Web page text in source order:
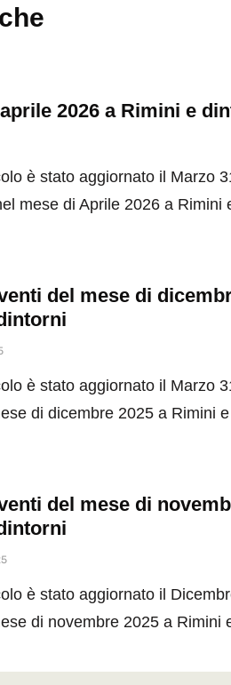
2026 a Rimini e
è stato aggiornato il Marzo
mese di Aprile 2026 a Rimini
del mese di
è stato aggiornato il Marzo
di dicembre 2025 a Rimini
del mese di
è stato aggiornato il
di novembre 2025 a Rimini